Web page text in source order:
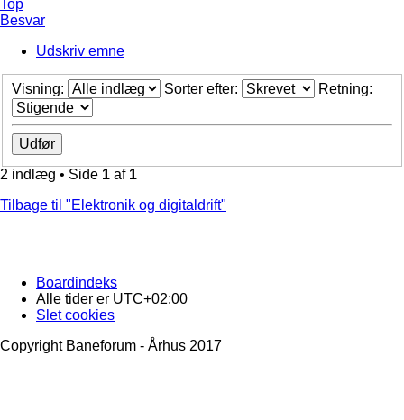
Top
Besvar
Udskriv emne
Visning: Sorter efter: Retning:
2 indlæg • Side 1 af 1
Tilbage til "Elektronik og digitaldrift"
Boardindeks
Alle tider er UTC+02:00
Slet cookies
Copyright Baneforum - Århus 2017